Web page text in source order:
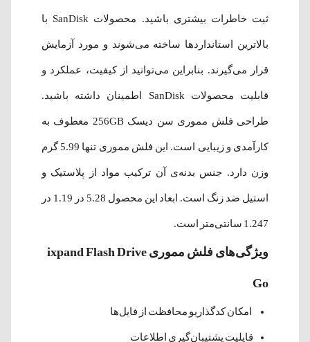
ثبت خاطرات بیشتری باشید. محصولات SanDisk با
بالاترین استانداردها ساخته می‌شوند و مورد آزمایش
قرار می‌گیرند. بنابراین می‌توانید از کیفیت، عملکرد و
قابلیت محصولات SanDisk اطمینان داشته باشید.
طراحی فلش مموری سن دیسک 256GB معطوف به
کارآمدی و زیبایی است. این فلش مموری تنها 5.99 گرم
وزن دارد. جنس بدنه‌ی آن ترکیب مواد از پلاستیک و
استیل ضد زنگ است. ابعاد این محصول 5.28 در 1.19 در
1.247 سانتی‌متر است.
ویژگی‌های فلش مموری ixpand Flash Drive
Go
امکان کدگذاریو محافظت از فایل‌ها
قایلیت پشتیبان‌گیری اطلاعات